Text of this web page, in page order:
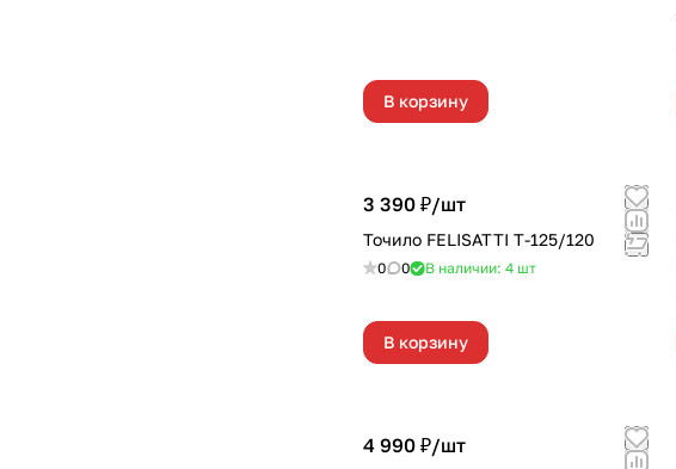
В корзину
3 390 ₽/шт
Точило FELISATTI Т-125/120
0 0 В наличии: 4 шт
В корзину
4 990 ₽/шт